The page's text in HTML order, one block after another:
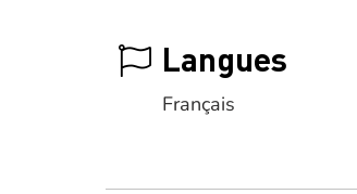
Langues
Français